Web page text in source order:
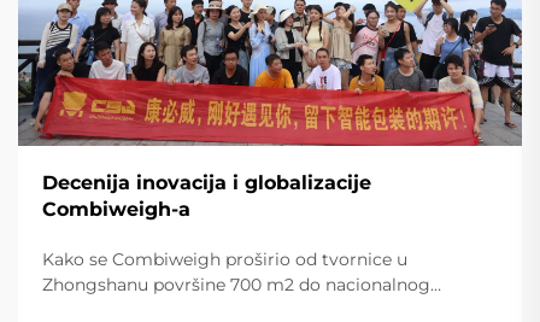
Decenija inovacija i globalizacije
Combiweigh-a
Kako se Combiweigh proširio od tvornice u
Zhongshanu površine 700 m2 do nacionalnog